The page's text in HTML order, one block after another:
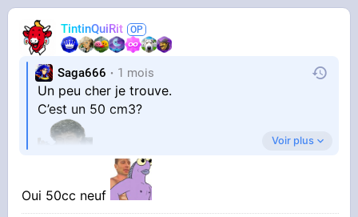
TintinQuiRit
Saga666 1 mois
Un peu cher je trouve.
C’est un 50 cm3?
Voir plus
Oui 50cc neuf